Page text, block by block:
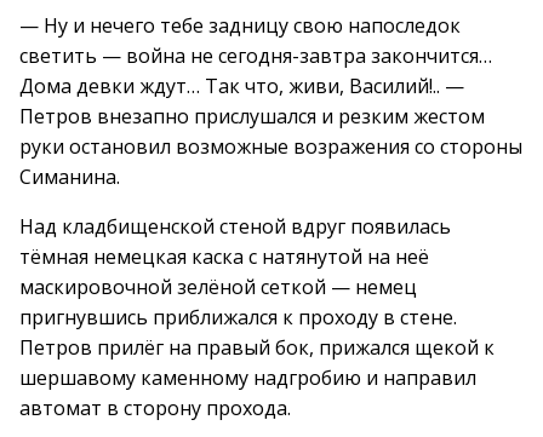
— Ну и нечего тебе задницу свою напоследок
светить — война не сегодня-завтра закончится…
Дома девки ждут… Так что, живи, Василий!.. —
Петров внезапно прислушался и резким жестом
руки остановил возможные возражения со стороны
Симанина.
Над кладбищенской стеной вдруг появилась
тёмная немецкая каска с натянутой на неё
маскировочной зелёной сеткой — немец
пригнувшись приближался к проходу в стене.
Петров прилёг на правый бок, прижался щекой к
шершавому каменному надгробию и направил
автомат в сторону прохода.